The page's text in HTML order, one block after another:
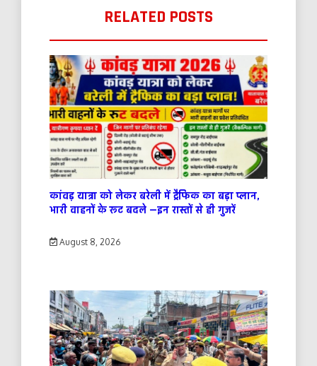
RELATED POSTS
कांवड़ यात्रा को लेकर बरेली में ट्रैफिक का बड़ा प्लान,
भारी वाहनों के रूट बदले —इन रास्तों से ही गुजरें
August 8, 2026